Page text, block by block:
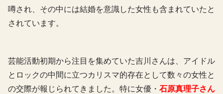
噂され、その中には結婚を意識した女性も含まれていたと
されています。
芸能活動初期から注目を集めていた吉川さんは、アイドル
とロックの中間に立つカリスマ的存在として数々の女性と
の交際が報じられてきました。特に女優・ 石原真理子さん